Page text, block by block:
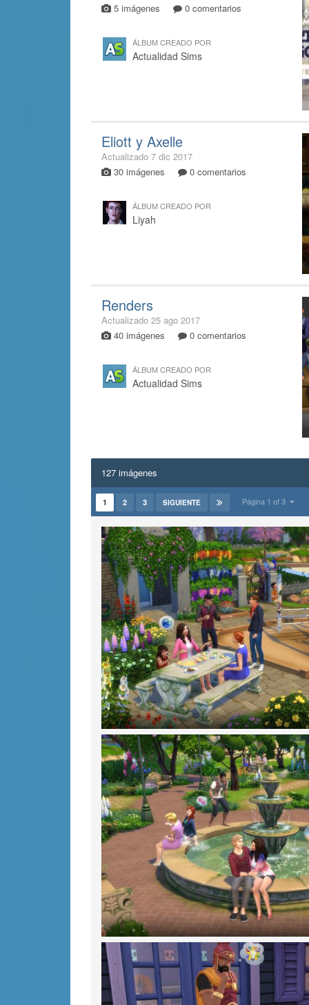
5 imágenes
0 comentarios
ÁLBUM CREADO POR
Actualidad Sims
Eliott y Axelle
Actualizado 7 dic 2017
30 imágenes
0 comentarios
ÁLBUM CREADO POR
Liyah
Renders
Actualizado 25 ago 2017
40 imágenes
0 comentarios
ÁLBUM CREADO POR
Actualidad Sims
127 imágenes
1 2 3 SIGUIENTE Página 1 of 3